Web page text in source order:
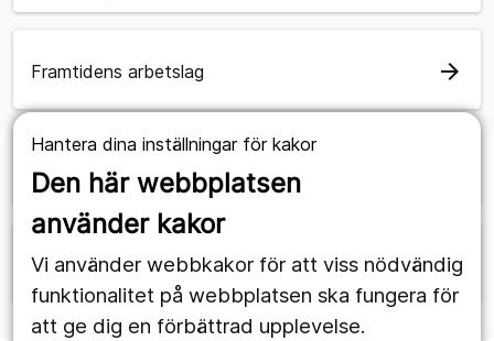
Hantera dina inställningar för kakor
Den här webbplatsen
använder kakor
Vi använder webbkakor för att viss nödvändig
funktionalitet på webbplatsen ska fungera för
att ge dig en förbättrad upplevelse.
Framtidens arbetslag arrow_forward
Framtidens socialtjänst
Framtidens beroendevård arrow_forward